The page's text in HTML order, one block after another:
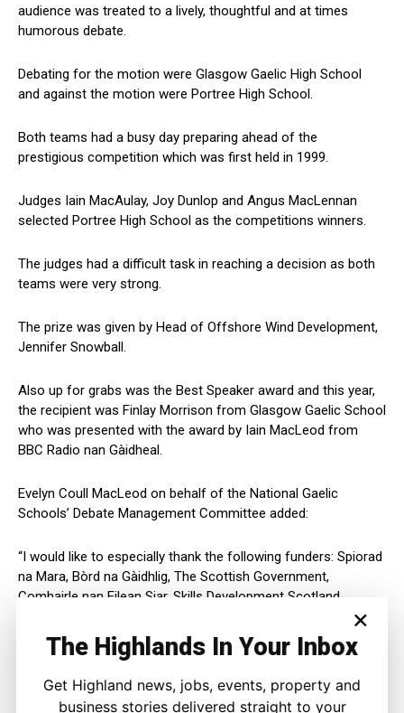
audience was treated to a lively, thoughtful and at times
humorous debate.
Debating for the motion were Glasgow Gaelic High School
and against the motion were Portree High School.
Both teams had a busy day preparing ahead of the
prestigious competition which was first held in 1999.
Judges Iain MacAulay, Joy Dunlop and Angus MacLennan
selected Portree High School as the competitions winners.
The judges had a difficult task in reaching a decision as both
teams were very strong.
The prize was given by Head of Offshore Wind Development,
Jennifer Snowball.
Also up for grabs was the Best Speaker award and this year,
the recipient was Finlay Morrison from Glasgow Gaelic School
who was presented with the award by Iain MacLeod from
BBC Radio nan Gàidheal.
Evelyn Coull MacLeod on behalf of the National Gaelic
Schools’ Debate Management Committee added:
“I would like to especially thank the following funders: Spiorad
na Mara, Bòrd na Gàidhlig, The Scottish Government,
Comhairle nan Eilean Siar, Skills Development Scotland,
Nàiseanta.
“After Portree High School’s success and an impressive level
of Debate throughout the competition we are looking forward
×
The Highlands In Your Inbox
Get Highland news, jobs, events, property and
business stories delivered straight to your